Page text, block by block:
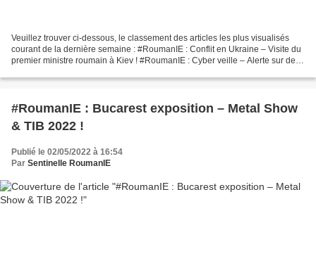
Veuillez trouver ci-dessous, le classement des articles les plus visualisés
courant de la dernière semaine : #RoumanIE : Conflit en Ukraine – Visite du
premier ministre roumain à Kiev ! #RoumanIE : Cyber veille – Alerte sur des
#RoumanIE : Bucarest exposition – Metal Show
& TIB 2022 !
Publié le 02/05/2022 à 16:54
Par Sentinelle RoumanIE